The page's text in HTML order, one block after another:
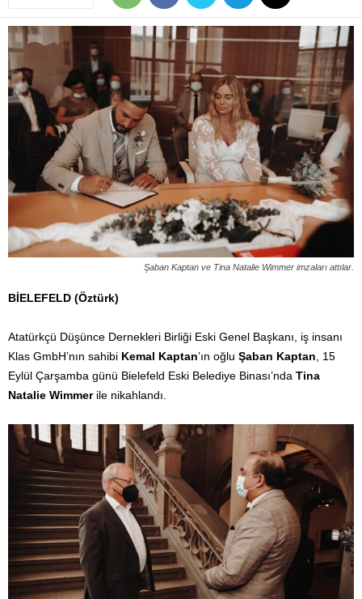
Şaban Kaptan ve Tina Natalie Wimmer imzaları attılar.
BİELEFELD (Öztürk)
Atatürkçü Düşünce Dernekleri Birliği Eski Genel Başkanı, iş insanı
Klas GmbH’nın sahibi Kemal Kaptan’ın oğlu Şaban Kaptan , 15
Eylül Çarşamba günü Bielefeld Eski Belediye Binası’nda Tina
Natalie Wimmerile nikahlandı.